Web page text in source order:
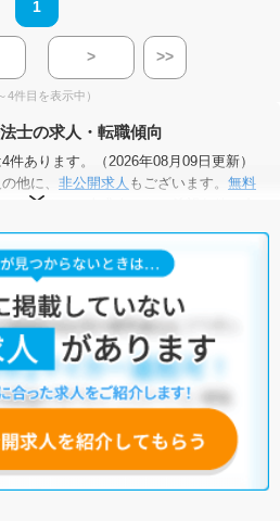
1
> >>
4件目を表示中）
士の求人・転職傾向
あります。（2026年08月09日更新）
他に、 非公開求人 もございます。 無料
いただくと、全求人からご希望条件に合
以下のような条件が人気です。
託児所・育児補助あり
ますので、「こだわり条件」から検索
わせください。
ただくことも可能です。
込みいただくと、ご希望条件をヒアリン
す。
方は人気の希望条件をピックアップし